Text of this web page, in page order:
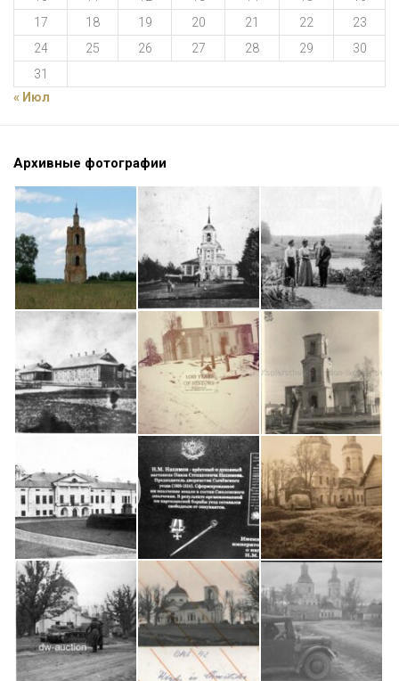
17
18 19 20 21 22
23
24
25 26 27 28 29
30
31
« Июл
Архивные фотографии